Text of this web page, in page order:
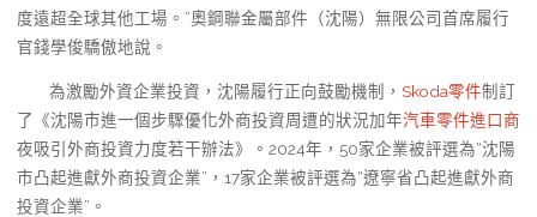
度遠超全球其他工場。”奧鋼聯金屬部件（沈陽）無限公司首席履行
官錢學俊驕傲地說。
為激勵外資企業投資，沈陽履行正向鼓勵機制， Skoda零件制訂
了《沈陽市進一個步驟優化外商投資周遭的狀況加年汽車零件進口商
夜吸引外商投資力度若干辦法》。2024年，50家企業被評選為“沈陽
市凸起進獻外商投資企業”，17家企業被評選為“遼寧省凸起進獻外商
投資企業”。